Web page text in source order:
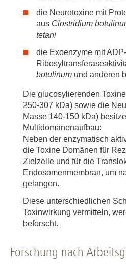
die Neurotoxine mit
aus Clostridium
tetani
die Exoenzyme mit ADP-
botulinum und anderen
Die glucosylierenden
250-307 kDa) sowie die
Masse 140-150 kDa)
Multidomänenaufbau:
Neben der enzymatisch
die Toxine Domänen für
Zielzelle und für die
Endosomenmembran, um
gelangen.
Diese unterschiedlichen
Toxinwirkung vermitteln,
beforscht.
Forschung nach